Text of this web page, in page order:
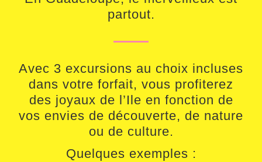
partout.
Avec 3 excursions au choix incluses
dans votre forfait, vous profiterez
des joyaux de l’Ile en fonction de
vos envies de découverte, de nature
ou de culture.
Quelques exemples :